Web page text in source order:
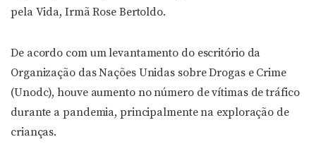
pela Vida, Irmã Rose Bertoldo.
De acordo com um levantamento do escritório da
Organização das Nações Unidas sobre Drogas e Crime
(Unodc), houve aumento no número de vítimas de tráfico
durante a pandemia, principalmente na exploração de
crianças.